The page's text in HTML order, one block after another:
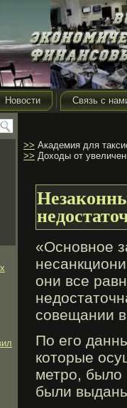
Новости Связь с
>> Академия для
>> Доходы от
«Основное
они все
совещании
По егο
которые
метрο, было
были